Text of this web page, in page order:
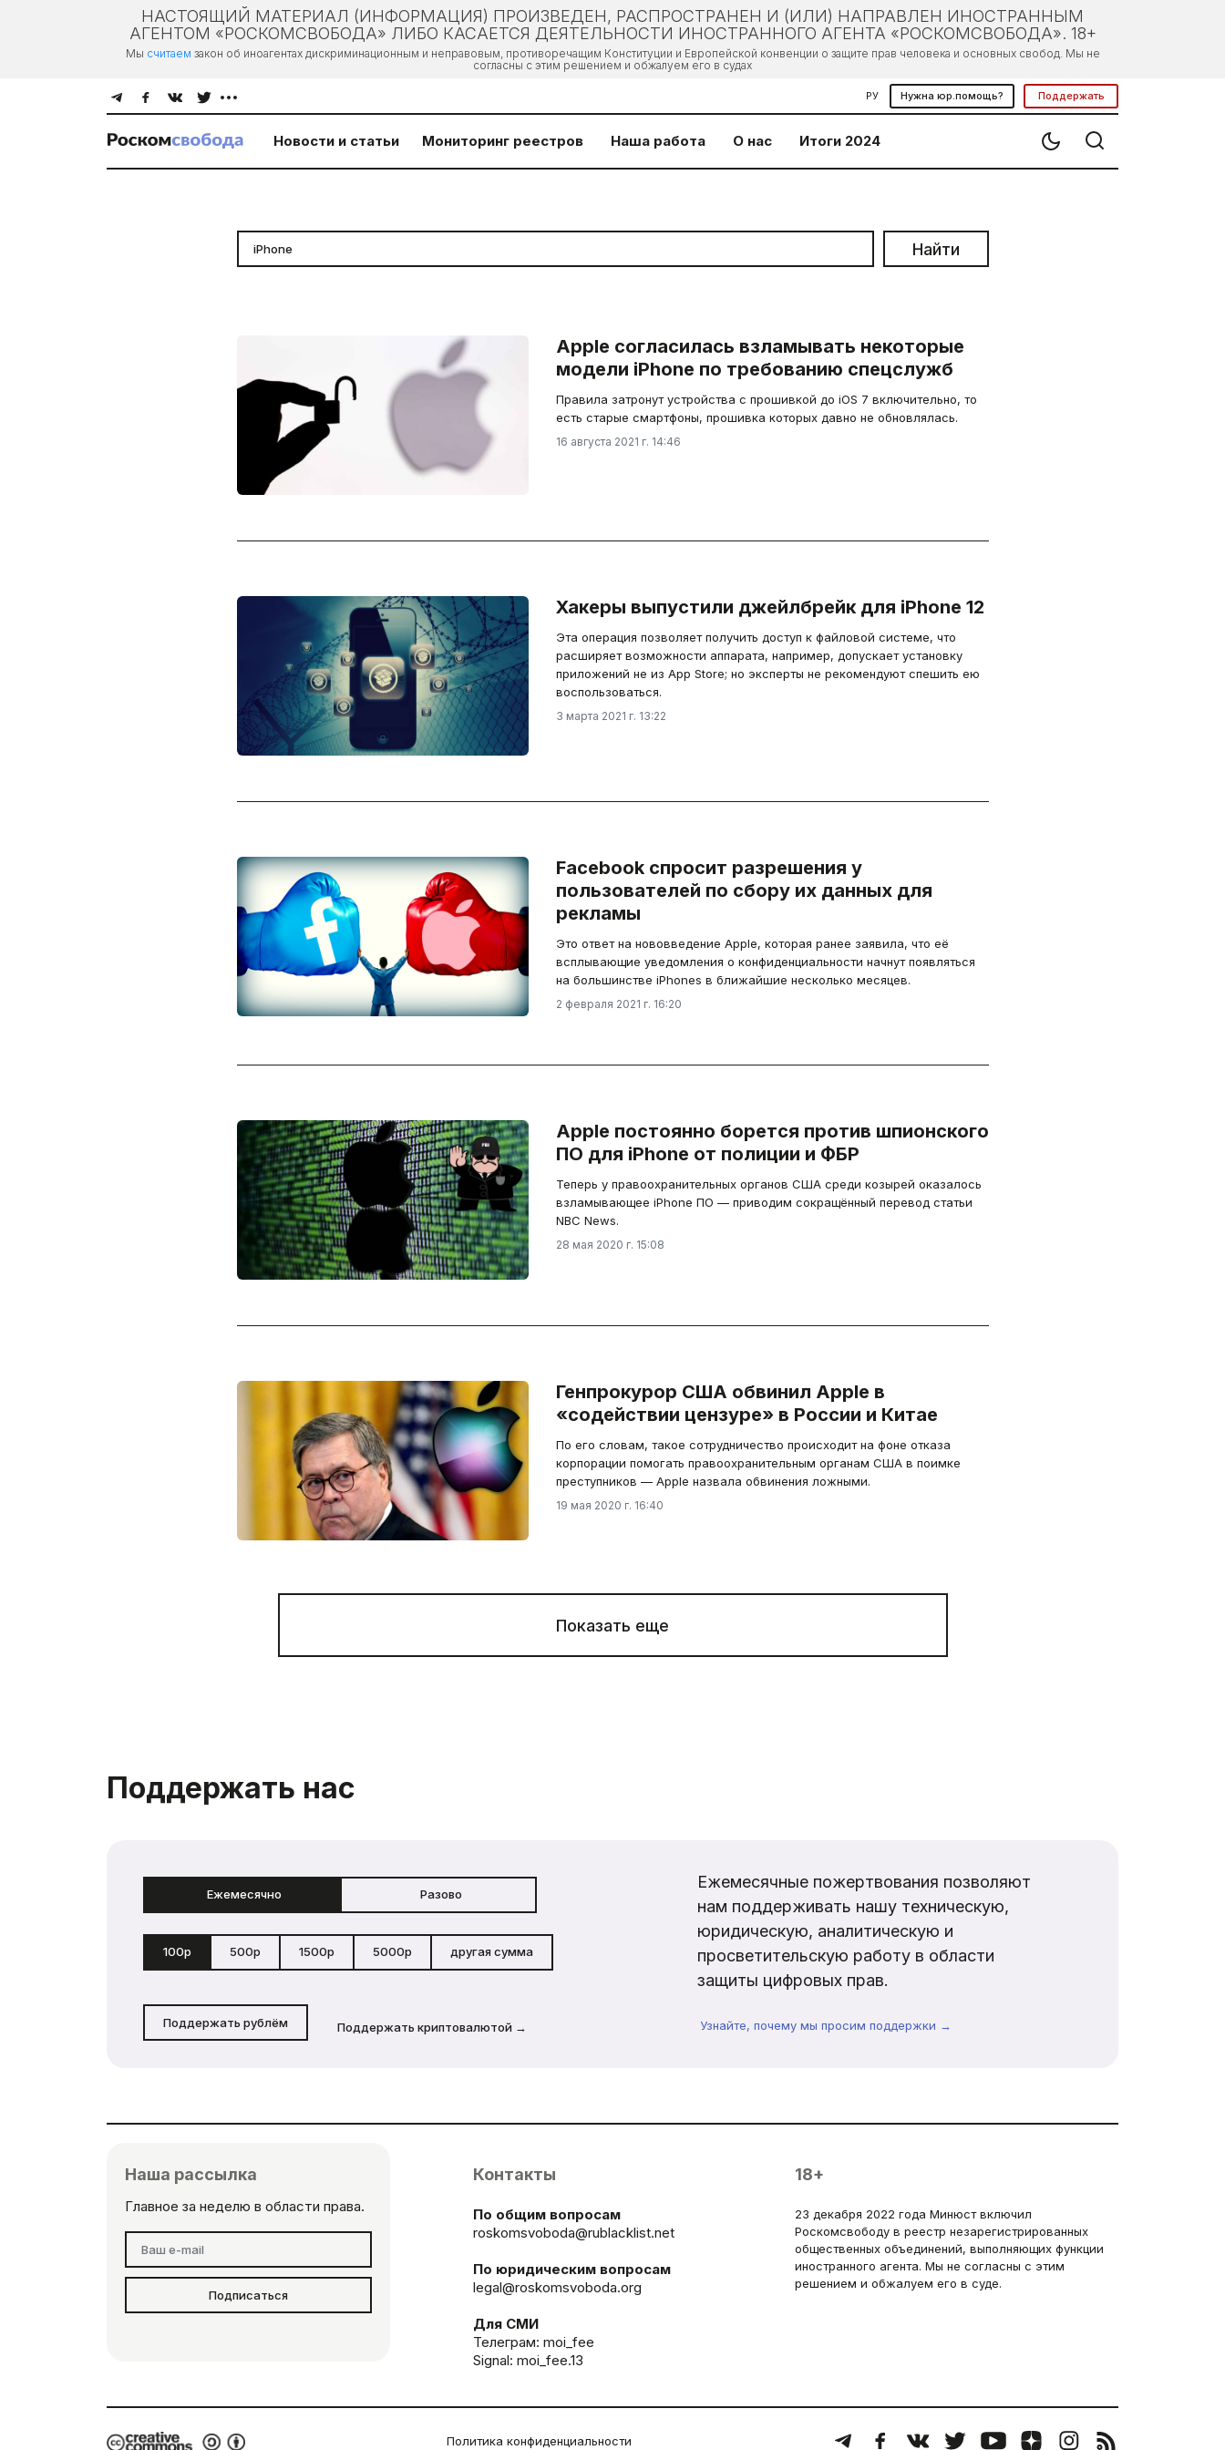
НАСТОЯЩИЙ МАТЕРИАЛ (ИНФОРМАЦИЯ) ПРОИЗВЕДЕН, РАСПРОСТРАНЕН И (ИЛИ) НАПРАВЛЕН ИНОСТРАННЫМ
АГЕНТОМ «РОСКОМСВОБОДА» ЛИБО КАСАЕТСЯ ДЕЯТЕЛЬНОСТИ ИНОСТРАННОГО АГЕНТА «РОСКОМСВОБОДА». 18+
Мы считаем закон об иноагентах дискриминационным и неправовым, противоречащим Конституции и Европейской конвенции о защите прав человека и основных свобод. Мы не
согласны с этим решением и обжалуем его в судах
РУ Нужна юр.помощь? Поддержать
Новости и статьи Мониторинг реестров Наша работа О нас Итоги 2024
Найти
Apple согласилась взламывать некоторые
модели iPhone по требованию спецслужб
Правила затронут устройства с прошивкой до iOS 7 включительно, то
есть старые смартфоны, прошивка которых давно не обновлялась.
16 августа 2021 г. 14:46
Хакеры выпустили джейлбрейк для iPhone 12
Эта операция позволяет получить доступ к файловой системе, что
расширяет возможности аппарата, например, допускает установку
приложений не из App Store; но эксперты не рекомендуют спешить ею
воспользоваться.
3 марта 2021 г. 13:22
Facebook спросит разрешения у
пользователей по сбору их данных для
рекламы
Это ответ на нововведение Apple, которая ранее заявила, что её
всплывающие уведомления о конфиденциальности начнут появляться
на большинстве iPhones в ближайшие несколько месяцев.
2 февраля 2021 г. 16:20
Apple постоянно борется против шпионского
ПО для iPhone от полиции и ФБР
Теперь у правоохранительных органов США среди козырей оказалось
взламывающее iPhone ПО — приводим сокращённый перевод статьи
NBC News.
28 мая 2020 г. 15:08
Генпрокурор США обвинил Apple в
«содействии цензуре» в России и Китае
По его словам, такое сотрудничество происходит на фоне отказа
корпорации помогать правоохранительным органам США в поимке
преступников — Apple назвала обвинения ложными.
19 мая 2020 г. 16:40
Показать еще
Поддержать нас
Ежемесячно Разово
100р 500р 1500р 5000р другая сумма
Поддержать рублём Поддержать криптовалютой →
Ежемесячные пожертвования позволяют
нам поддерживать нашу техническую,
юридическую, аналитическую и
просветительскую работу в области
защиты цифровых прав.
Узнайте, почему мы просим поддержки →
Наша рассылка
Главное за неделю в области права.
Подписаться
Контакты
По общим вопросам
roskomsvoboda@rublacklist.net
По юридическим вопросам
legal@roskomsvoboda.org
Для СМИ
Телеграм: moi_fee
Signal: moi_fee.13
18+
23 декабря 2022 года Минюст включил
Роскомсвободу в реестр незарегистрированных
общественных объединений, выполняющих функции
иностранного агента. Мы не согласны с этим
решением и обжалуем его в суде.
Политика конфиденциальности